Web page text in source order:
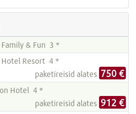
Family & Fun 3 *
Hotel Resort 4 *
paketireisid alates 750 €
Hotel 4 *
paketireisid alates 912 €